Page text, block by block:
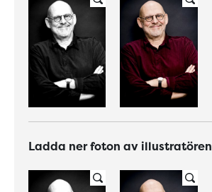
Ladda ner foton av illustratören